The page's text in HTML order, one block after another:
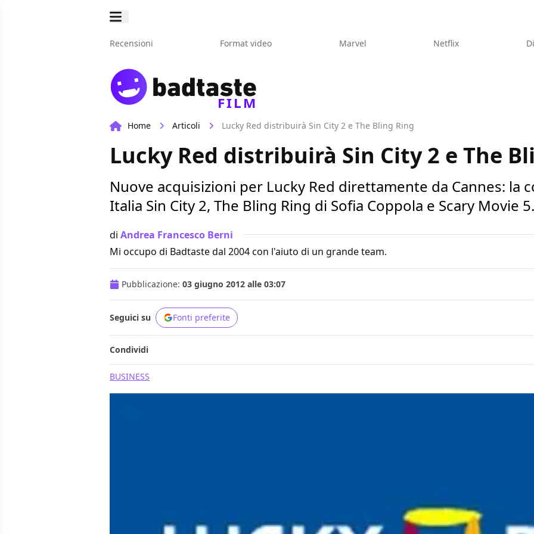
Recensioni Format video Marvel Netflix
FILM
Home Articoli Lucky Red distribuirà Sin City 2 e The Bling Ring
Lucky Red distribuirà Sin City 2 e The
Nuove acquisizioni per Lucky Red direttamente da Cannes: la
Italia Sin City 2, The Bling Ring di Sofia Coppola e Scary Movie
di Andrea Francesco Berni
Mi occupo di Badtaste dal 2004 con l'aiuto di un grande team.
Pubblicazione: 03 giugno 2012 alle 03:07
Seguici su Fonti preferite
Condividi
BUSINESS